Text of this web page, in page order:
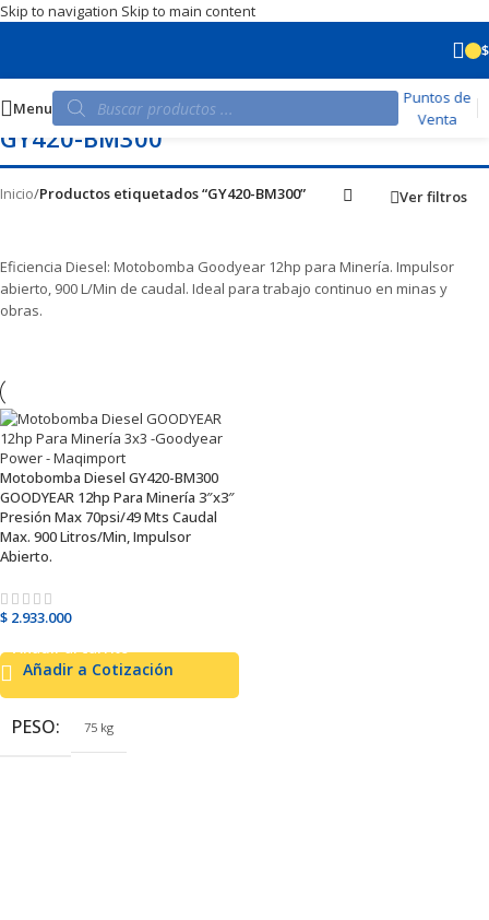
Skip to navigation Skip to main content
$
Menu
Puntos de
Venta
GY420-BM300
Inicio/Productos etiquetados “GY420-BM300” Ver filtros
Eficiencia Diesel: Motobomba Goodyear 12hp para Minería. Impulsor
abierto, 900 L/Min de caudal. Ideal para trabajo continuo en minas y
obras.
Motobomba Diesel GY420-BM300
GOODYEAR 12hp Para Minería 3″x3″
Presión Max 70psi/49 Mts Caudal
Max. 900 Litros/Min, Impulsor
Abierto.
$ 2.933.000
Añadir al carrito
Añadir a Cotización
PESO 75 kg